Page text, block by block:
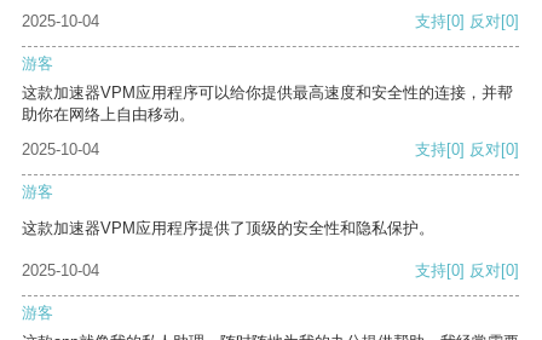
2025-10-04 支持[0] 反对[0]
游客
这款加速器VPM应用程序可以给你提供最高速度和安全性的连接，并帮
助你在网络上自由移动。
2025-10-04
支持[0] 反对[0]
游客
这款加速器VPM应用程序提供了顶级的安全性和隐私保护。
2025-10-04 支持[0] 反对[0]
游客